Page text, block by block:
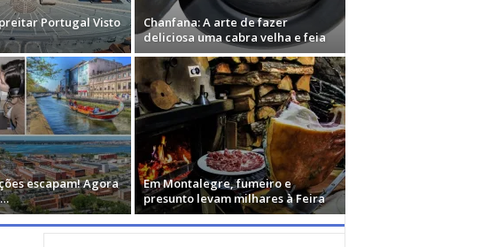
Portugal Visto
Chanfana: A arte de fazer
deliciosa uma cabra velha e feia
escapam! Agora
Em Montalegre, fumeiro e
presunto levam milhares à Feira